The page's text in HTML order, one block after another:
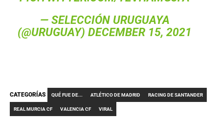
— SELECCIÓN URUGUAYA
(@URUGUAY) DECEMBER 15, 2021
CATEGORÍAS QUÉ FUE DE... ATLÉTICO DE MADRID RACING DE SANTANDER
REAL MURCIA CF VALENCIA CF VIRAL